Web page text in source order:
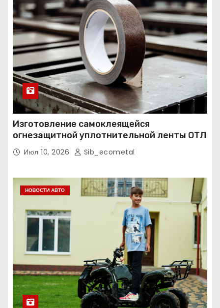
Изготовление самоклеящейся
огнезащитной уплотнительной ленты ОТЛ
Июл 10, 2026 Sib_ecometal
НОВОСТИ АВТО